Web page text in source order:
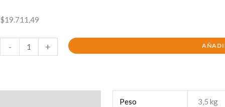
$19.711,49
-
Concertina
cantidad
+
Peso 3,5 kg